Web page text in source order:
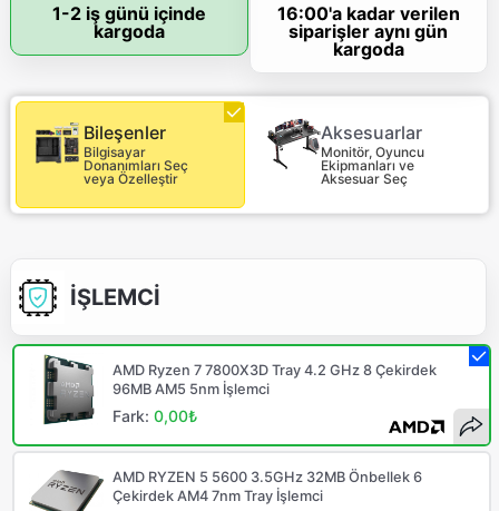
1-2 iş günü içinde
kargoda
16:00'a kadar verilen
siparişler aynı gün
kargoda
Bileşenler
Bilgisayar
Donanımları Seç
veya Özelleştir
Aksesuarlar
Monitör, Oyuncu
Ekipmanları ve
Aksesuar Seç
İŞLEMCİ
AMD Ryzen 7 7800X3D Tray 4.2 GHz 8 Çekirdek
96MB AM5 5nm İşlemci
Fark:0,00₺
AMD RYZEN 5 5600 3.5GHz 32MB Önbellek 6
Çekirdek AM4 7nm Tray İşlemci